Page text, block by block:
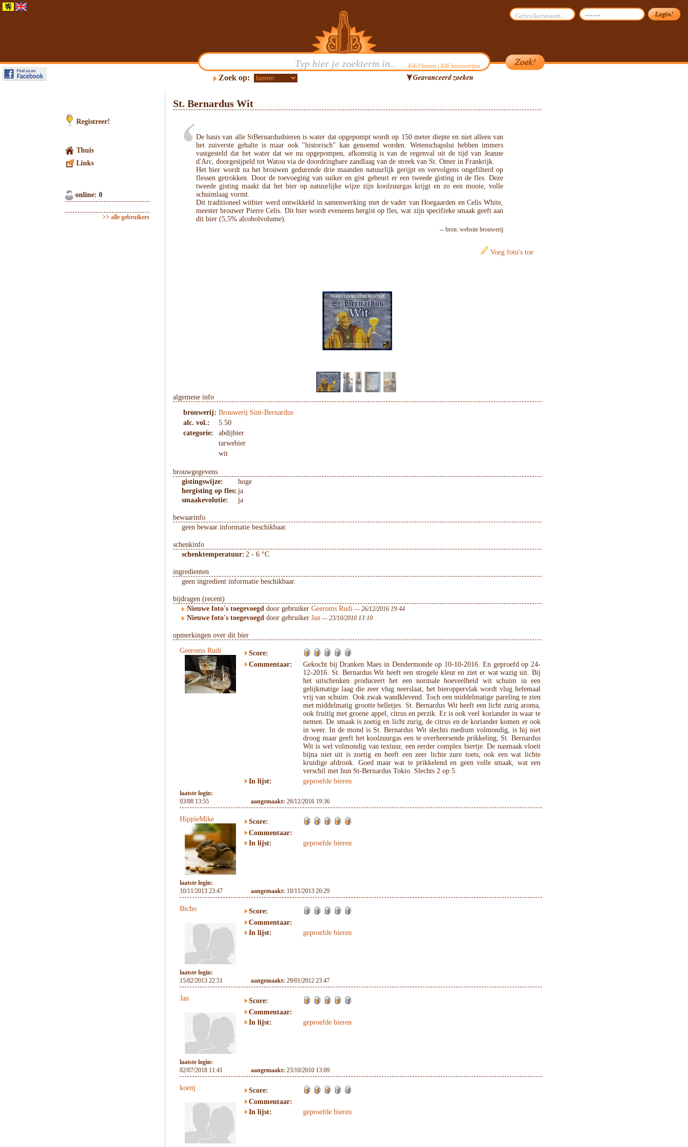
4563bieren | 436brouwerijen
Zoek op:
Registreer!
Thuis
Links
online: 0
>> alle gebruikers
St. Bernardus Wit
De basis van alle StBernardusbieren is water dat opgepompt wordt op 150 meter diepte en niet alleen van
het zuiverste gehalte is maar ook "historisch" kan genoemd worden. Wetenschapslui hebben immers
vastgesteld dat het water dat we nu opgepompen, afkomstig is van de regenval uit de tijd van Jeanne
d'Arc, doorgesijpeld tot Watou via de doordringbare zandlaag van de streek van St. Omer in Frankrijk.
Het bier wordt na het brouwen gedurende drie maanden natuurlijk gerijpt en vervolgens ongefilterd op
flessen getrokken. Door de toevoeging van suiker en gist gebeurt er een tweede gisting in de fles. Deze
tweede gisting maakt dat het bier op natuurlijke wijze zijn koolzuurgas krijgt en zo een mooie, volle
schuimlaag vormt.
Dit traditioneel witbier werd ontwikkeld in samenwerking met de vader van Hoegaarden en Celis White,
meester brouwer Pierre Celis. Dit bier wordt eveneens hergist op fles, wat zijn specifieke smaak geeft aan
dit bier (5,5% alcoholvolume).
-- bron: website brouwerij
Voeg foto's toe
algemene info
brouwerij: Brouwerij Sint-Bernardus
alc. vol.:
5.50
categorie:
abdijbier
tarwebier
wit
brouwgegevens
gistingswijze:
hoge
hergisting op fles: ja
smaakevolutie:
ja
bewaarinfo
geen bewaar informatie beschikbaar.
schenkinfo
schenktemperatuur: 2 - 6 °C
ingredienten
geen ingredient informatie beschikbaar.
bijdragen (recent)
Nieuwe foto's toegevoegd door gebruiker Geeroms Rudi — 26/12/2016 19:44
Nieuwe foto's toegevoegd door gebruiker Jan — 23/10/2010 13:10
opmerkingen over dit bier
Geeroms Rudi
Score:
Commentaar:
Gekocht bij Dranken Maes in Dendermonde op 10-10-2016. En geproefd op 24-
12-2016. St. Bernardus Wit heeft een strogele kleur en ziet er wat wazig uit. Bij
het uitschenken produceert het een normale hoeveelheid wit schuim in een
gelijkmatige laag die zeer vlug neerslaat, het bieroppervlak wordt vlug helemaal
vrij van schuim. Ook zwak wandklevend. Toch een middelmatige pareling te zien
met middelmatig grootte belletjes. St. Bernardus Wit heeft een licht zurig aroma,
ook fruitig met groene appel, citrus en perzik. Er is ook veel koriander in waar te
nemen. De smaak is zoetig en licht zurig, de citrus en de koriander komen er ook
in weer. In de mond is St. Bernardus Wit slechts medium volmondig, is hij niet
droog maar geeft het koolzuurgas een te overheersende prikkeling, St. Bernardus
Wit is wel volmondig van textuur, een eerder complex biertje. De nasmaak vloeit
bijna niet uit is zoetig en heeft een zeer lichte zure toets, ook een wat lichte
kruidige afdronk. Goed maar wat te prikkelend en geen volle smaak, wat een
verschil met hun St-Bernardus Tokio. Slechts 2 op 5.
In lijst:
geproefde bieren
laatste login:
03/08 13:55
aangemaakt: 26/12/2016 19:36
HippieMike
Score:
Commentaar:
In lijst:
geproefde bieren
laatste login:
10/11/2013 23:47
aangemaakt: 10/11/2013 20:29
Bicho
Score:
Commentaar:
In lijst:
geproefde bieren
laatste login:
15/02/2013 22:51
aangemaakt: 29/01/2012 23:47
Jan
Score:
Commentaar:
In lijst:
geproefde bieren
laatste login:
02/07/2018 11:41
aangemaakt: 23/10/2010 13:09
koenj
Score:
Commentaar:
In lijst:
geproefde bieren